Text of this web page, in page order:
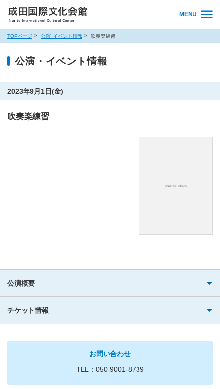
MENU
TOPページ 公演･イベント情報 吹奏楽練習
公演・イベント情報
2023年9月1日(金)
吹奏楽練習
公演概要
チケット情報
お問い合わせ
TEL：050-9001-8739